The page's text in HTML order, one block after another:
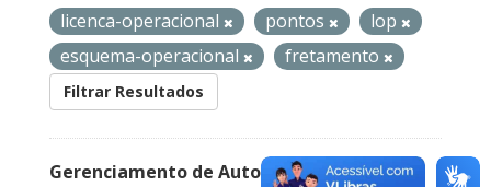
licenca-operacional
pontos
lop
esquema-operacional
fretamento
Filtrar Resultados
Gerenciamento de Autorizações